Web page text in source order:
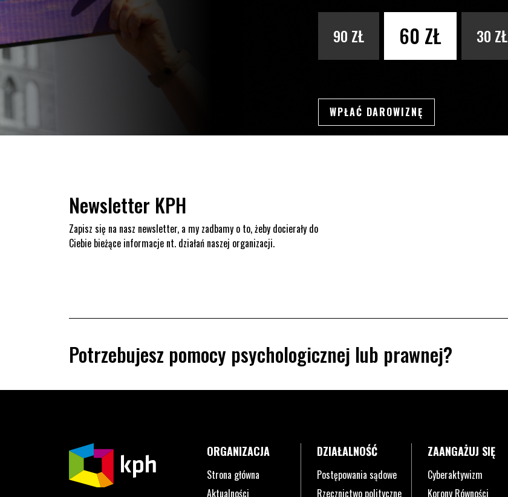
90 ZŁ 60 ZŁ 30 ZŁ
PODAJ KWOTĘ
WPŁAĆ DAROWIZNĘ
SWSDSD
Newsletter KPH
Zapisz się na nasz newsletter, a my zadbamy o to, żeby docierały do
Ciebie bieżące informacje nt. działań naszej organizacji.
Potrzebujesz pomocy psychologicznej lub prawnej?
ORGANIZACJA
Strona główna
Aktualności
DZIAŁALNOŚĆ
Postępowania sądowe
Rzecznictwo polityczne
ZAANGAŻUJ SIĘ
Cyberaktywizm
Korony Równości